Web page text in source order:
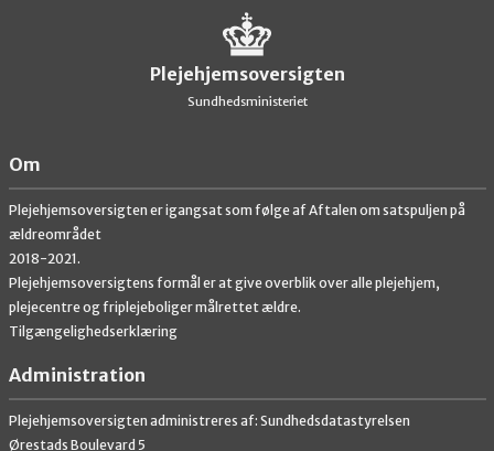
Plejehjemsoversigten
Sundhedsministeriet
Om
Plejehjemsoversigten er igangsat som følge af Aftalen om satspuljen på
ældreområdet
2018-2021.
Plejehjemsoversigtens formål er at give overblik over alle plejehjem,
plejecentre og friplejeboliger målrettet ældre.
Tilgængelighedserklæring
Administration
Plejehjemsoversigten administreres af: Sundhedsdatastyrelsen
Ørestads Boulevard 5